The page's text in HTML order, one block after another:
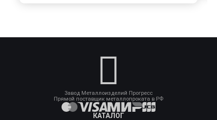
Завод Металлоизделий Прогресс
Прямой поставщик металлопроката в РФ
КАТАЛОГ